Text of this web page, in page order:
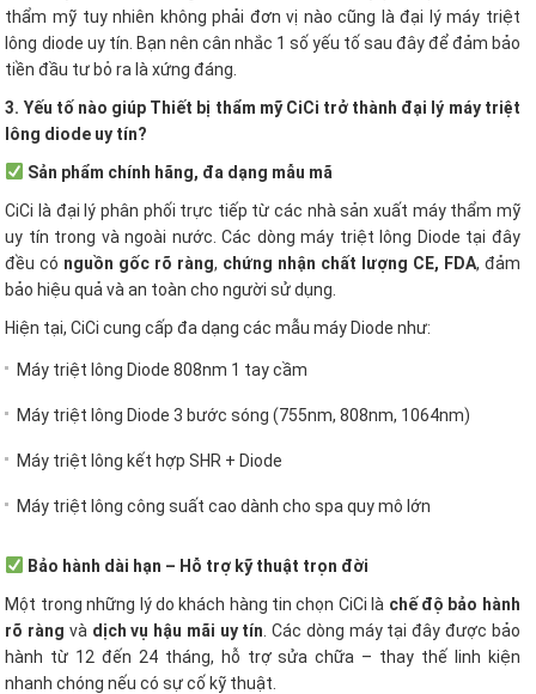
thẩm mỹ tuy nhiên không phải đơn vị nào cũng là đại lý máy triệt
lông diode uy tín. Bạn nên cân nhắc 1 số yếu tố sau đây để đảm bảo
tiền đầu tư bỏ ra là xứng đáng.
3. Yếu tố nào giúp Thiết bị thẩm mỹ CiCi trở thành đại lý máy triệt
lông diode uy tín?
Sản phẩm chính hãng, đa dạng mẫu mã
CiCi là đại lý phân phối trực tiếp từ các nhà sản xuất máy thẩm mỹ
uy tín trong và ngoài nước. Các dòng máy triệt lông Diode tại đây
đều có nguồn gốc rõ ràng, chứng nhận chất lượng CE, FDA, đảm
bảo hiệu quả và an toàn cho người sử dụng.
Hiện tại, CiCi cung cấp đa dạng các mẫu máy Diode như:
Máy triệt lông Diode 808nm 1 tay cầm
Máy triệt lông Diode 3 bước sóng (755nm, 808nm, 1064nm)
Máy triệt lông kết hợp SHR + Diode
Máy triệt lông công suất cao dành cho spa quy mô lớn
Bảo hành dài hạn – Hỗ trợ kỹ thuật trọn đời
Một trong những lý do khách hàng tin chọn CiCi là chế độ bảo hành
rõ ràng và dịch vụ hậu mãi uy tín . Các dòng máy tại đây được bảo
hành từ 12 đến 24 tháng, hỗ trợ sửa chữa – thay thế linh kiện
nhanh chóng nếu có sự cố kỹ thuật.